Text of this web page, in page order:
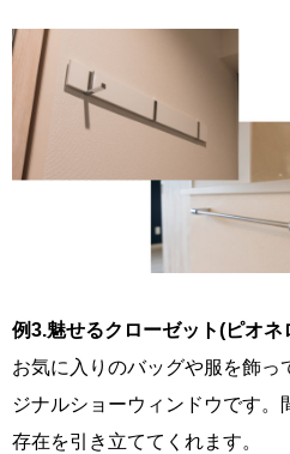
例3.魅せるクローゼット(ピオネ
お気に入りのバッグや服を飾っ
ジナルショーウィンドウです
存在を引き立ててくれます。